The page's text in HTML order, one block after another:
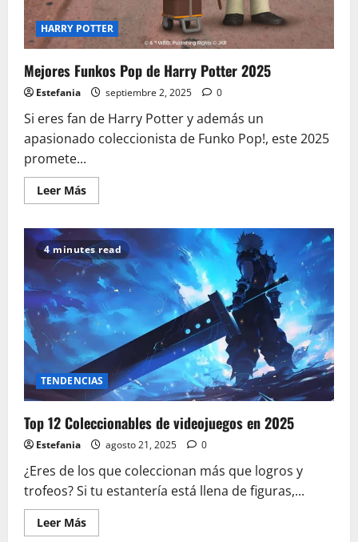
HARRY POTTER
Mejores Funkos Pop de Harry Potter 2025
Estefania septiembre 2, 2025 0
Si eres fan de Harry Potter y además un
apasionado coleccionista de Funko Pop!, este 2025
promete...
Leer MásLeer
más
Mejores
Funkos
Pop
de
Harry
Potter
2025
4 minutes read
TENDENCIAS
Top 12 Coleccionables de videojuegos en 2025
Estefania agosto 21, 2025 0
¿Eres de los que coleccionan más que logros y
trofeos? Si tu estantería está llena de figuras,...
Leer MásLeer
más